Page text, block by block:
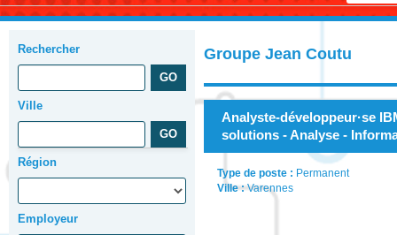
Rechercher
Ville
Région
Employeur
Groupe Jean Coutu
Analyste-développeur·se
solutions - Analyse -
Type de poste : Permanent
Ville :Varennes